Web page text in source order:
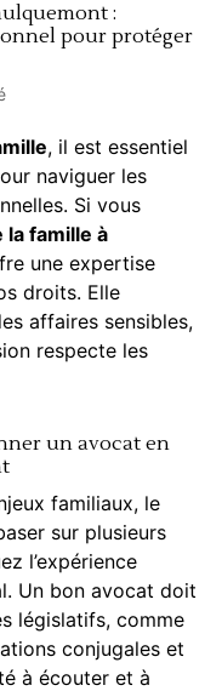
:
pour protéger
, il est essentiel
naviguer les
Si vous
la famille à
une expertise
droits. Elle
affaires sensibles,
respecte les
un avocat en
familiaux, le
sur plusieurs
l’expérience
Un bon avocat doit
législatifs, comme
conjugales et
à écouter et à